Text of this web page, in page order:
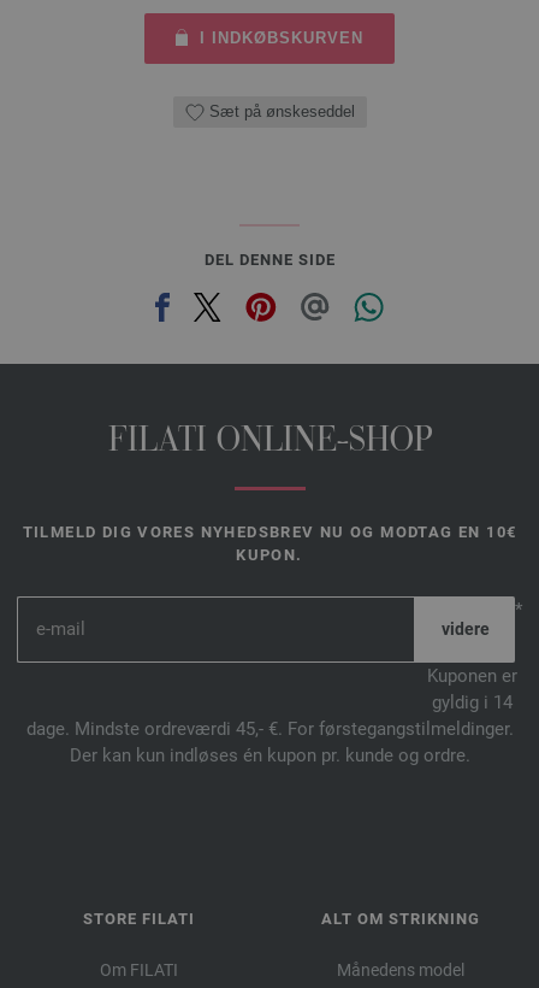
I INDKØBSKURVEN
Sæt på ønskeseddel
DEL DENNE SIDE
FILATI ONLINE-SHOP
TILMELD DIG VORES NYHEDSBREV NU OG MODTAG EN 10€
KUPON.
*
Kuponen er
gyldig i 14
dage. Mindste ordreværdi 45,- €. For førstegangstilmeldinger.
Der kan kun indløses én kupon pr. kunde og ordre.
STORE FILATI
Om FILATI
ALT OM STRIKNING
Månedens model